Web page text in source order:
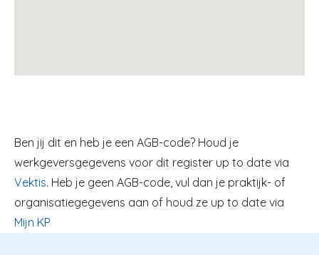
Ben jij dit en heb je een AGB-code? Houd je
werkgeversgegevens voor dit register up to date via
Vektis. Heb je geen AGB-code, vul dan je praktijk- of
organisatiegegevens aan of houd ze up to date via
Mijn KP